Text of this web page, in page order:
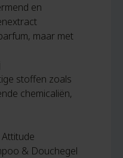
en
maar met
stoffen zoals
chemicaliën,
& Douchegel